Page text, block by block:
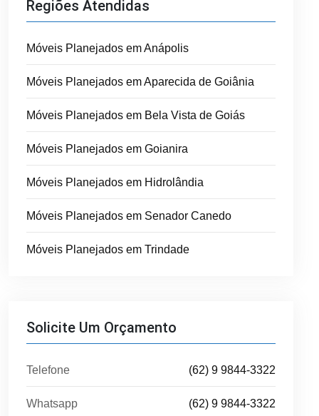
Regiões Atendidas
Móveis Planejados em Anápolis
Móveis Planejados em Aparecida de Goiânia
Móveis Planejados em Bela Vista de Goiás
Móveis Planejados em Goianira
Móveis Planejados em Hidrolândia
Móveis Planejados em Senador Canedo
Móveis Planejados em Trindade
Solicite Um Orçamento
Telefone (62) 9 9844-3322
Whatsapp (62) 9 9844-3322